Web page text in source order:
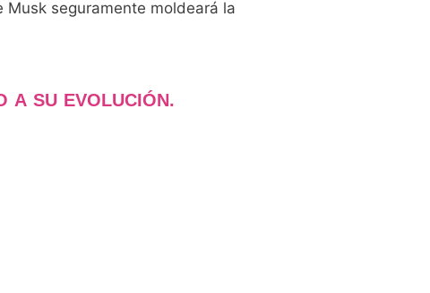
seguramente moldeará la
A SU EVOLUCIÓN.